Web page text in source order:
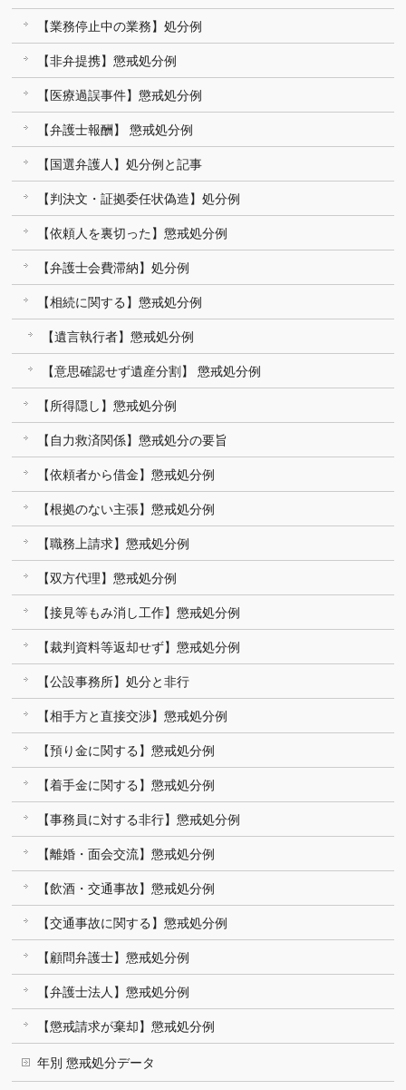
【業務停止中の業務】処分例
【非弁提携】懲戒処分例
【医療過誤事件】懲戒処分例
【弁護士報酬】 懲戒処分例
【国選弁護人】処分例と記事
【判決文・証拠委任状偽造】処分例
【依頼人を裏切った】懲戒処分例
【弁護士会費滞納】処分例
【相続に関する】懲戒処分例
【遺言執行者】懲戒処分例
【意思確認せず遺産分割】 懲戒処分例
【所得隠し】懲戒処分例
【自力救済関係】懲戒処分の要旨
【依頼者から借金】懲戒処分例
【根拠のない主張】懲戒処分例
【職務上請求】懲戒処分例
【双方代理】懲戒処分例
【接見等もみ消し工作】懲戒処分例
【裁判資料等返却せず】懲戒処分例
【公設事務所】処分と非行
【相手方と直接交渉】懲戒処分例
【預り金に関する】懲戒処分例
【着手金に関する】懲戒処分例
【事務員に対する非行】懲戒処分例
【離婚・面会交流】懲戒処分例
【飲酒・交通事故】懲戒処分例
【交通事故に関する】懲戒処分例
【顧問弁護士】懲戒処分例
【弁護士法人】懲戒処分例
【懲戒請求が棄却】懲戒処分例
年別 懲戒処分データ